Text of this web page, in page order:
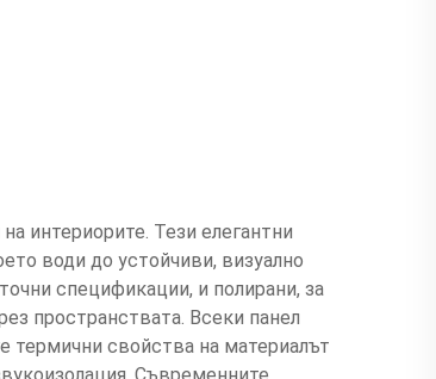
интериорите. Тези елегантни
води до устойчиви, визуално
спецификации, и полирани, за
пространствата. Всеки панел
термични свойства на материалът